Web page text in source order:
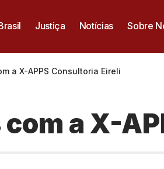
Justiça Notícias Sobre
a X-APPS Consultoria Eireli
a X-